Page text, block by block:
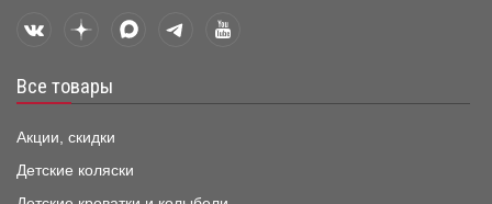
Все товары
Акции, скидки
Детские коляски